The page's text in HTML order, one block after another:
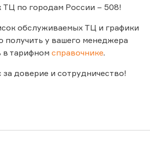
по городам России – 508!
обслуживаемых ТЦ и графики
получить у вашего менеджера
в тарифном справочнике.
доверие и сотрудничество!